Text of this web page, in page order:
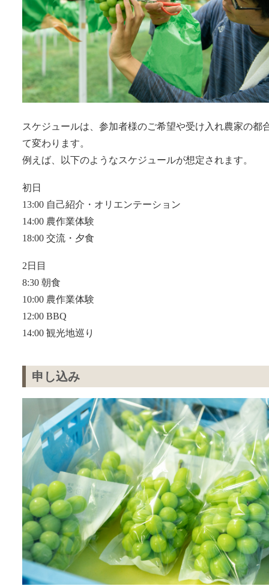
スケジュールは、参加者様のご希望や受け入れ農家の都
て変わります。
例えば、以下のようなスケジュールが想定されます。
初日
13:00 自己紹介・オリエンテーション
14:00 農作業体験
18:00 交流・夕食
2日目
8:30 朝食
10:00 農作業体験
12:00 BBQ
14:00 観光地巡り
申し込み